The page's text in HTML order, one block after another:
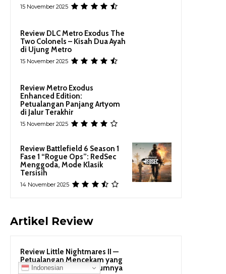
15 November 2025
Review DLC Metro Exodus The
Two Colonels – Kisah Dua Ayah
di Ujung Metro
15 November 2025
Review Metro Exodus
Enhanced Edition:
Petualangan Panjang Artyom
di Jalur Terakhir
15 November 2025
Review Battlefield 6 Season 1
Fase 1 “Rogue Ops”: RedSec
Menggoda, Mode Klasik
Tersisih
14 November 2025
Artikel Review
Review Little Nightmares II —
Petualangan Mencekam yang
Lebih Hidup dari Sebelumnya
Indonesian